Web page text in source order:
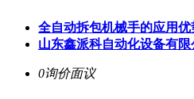
全自动拆包机械手的应用优
山东鑫派科自动化设备有限
0询价面议